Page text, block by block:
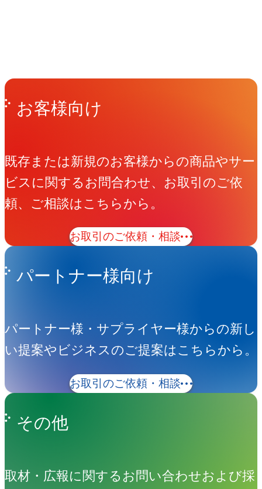
Get in Touchお問い合わせ
お客様向け
既存または新規のお客様からの商品やサー
ビスに関するお問合わせ、お取引のご依
頼、ご相談はこちらから。
お取引のご依頼・相談
パートナー様向け
パートナー様・サプライヤー様からの新し
い提案やビジネスのご提案はこちらから。
お取引のご依頼・相談
その他
取材・広報に関するお問い合わせおよび採